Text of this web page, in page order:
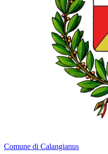
Comune di Calangianus